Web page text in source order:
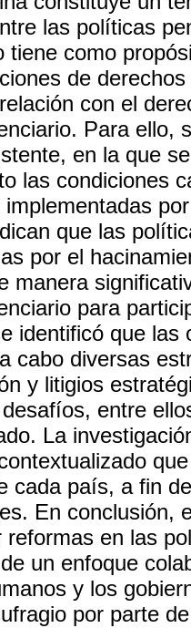
las políticas
tiene como
de
con el
Para ello,
en la que
las condiciones
implementadas
que las
por el
manera
para
identificó que las
cabo diversas
y litigios
entre
La
cada país, a fin
En conclusión,
reformas en las
un enfoque
y los
por parte